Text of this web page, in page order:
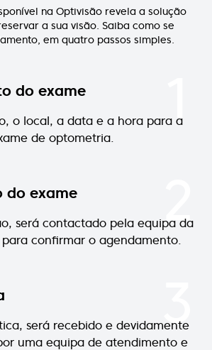
na Optivisão revela a solução
a sua visão. Saiba como se
em quatro passos simples.
do exame
o local, a data e a hora para a
de optometria.
1
do exame
será contactado pela equipa da
confirmar o agendamento.
2
será recebido e devidamente
uma equipa de atendimento e
3